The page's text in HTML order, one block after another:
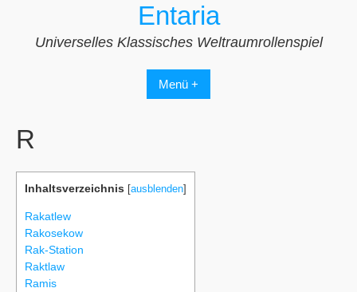
Entaria
Universelles Klassisches Weltraumrollenspiel
Menü +
R
Inhaltsverzeichnis [ausblenden]
Rakatlew
Rakosekow
Rak-Station
Raktlaw
Ramis